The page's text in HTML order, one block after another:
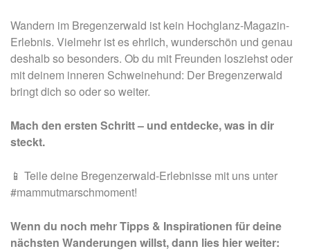
Wandern im Bregenzerwald ist kein Hochglanz-Magazin-
Erlebnis. Vielmehr ist es ehrlich, wunderschön und genau
deshalb so besonders. Ob du mit Freunden losziehst oder
mit deinem inneren Schweinehund: Der Bregenzerwald
bringt dich so oder so weiter.
Mach den ersten Schritt – und entdecke, was in dir
steckt.
📱 Teile deine Bregenzerwald-Erlebnisse mit uns unter
#mammutmarschmoment!
Wenn du noch mehr Tipps & Inspirationen für deine
nächsten Wanderungen willst, dann lies hier weiter: